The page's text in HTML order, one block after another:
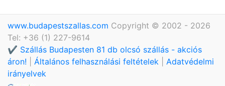
www.budapestszallas.com Copyright © 2002 - 2026
Tel: +36 (1) 227-9614
✔️ Szállás Budapesten 81 db olcsó szállás - akciós
áron!
Általános felhasználási feltételek
Adatvédelmi
irányelvek